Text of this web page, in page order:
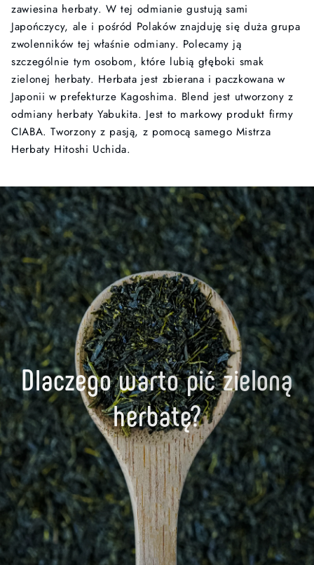
zawiesina herbaty. W tej odmianie gustują sami
Japończycy, ale i pośród Polaków znajduję się duża grupa
zwolenników tej właśnie odmiany. Polecamy ją
szczególnie tym osobom, które lubią głęboki smak
zielonej herbaty. Herbata jest zbierana i paczkowana w
Japonii w prefekturze Kagoshima. Blend jest utworzony z
odmiany herbaty Yabukita. Jest to markowy produkt firmy
CIABA. Tworzony z pasją, z pomocą samego Mistrza
Herbaty Hitoshi Uchida.
Dlaczego warto pić zieloną
herbatę?